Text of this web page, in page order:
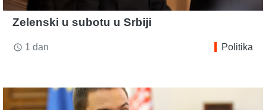
Zelenski u subotu u Srbiji
access_time 1 dan Politika